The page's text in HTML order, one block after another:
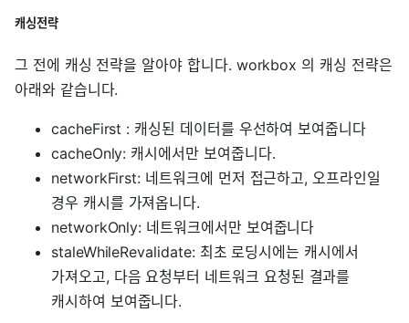
캐싱전략
그 전에 캐싱 전략을 알아야 합니다. workbox 의 캐싱 전략은
아래와 같습니다.
cacheFirst : 캐싱된 데이터를 우선하여 보여줍니다
cacheOnly: 캐시에서만 보여줍니다.
networkFirst: 네트워크에 먼저 접근하고, 오프라인일
경우 캐시를 가져옵니다.
networkOnly: 네트워크에서만 보여줍니다
staleWhileRevalidate: 최초 로딩시에는 캐시에서
가져오고, 다음 요청부터 네트워크 요청된 결과를
캐시하여 보여줍니다.